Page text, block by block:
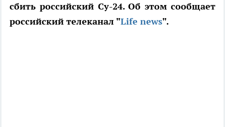
сбить российский Су-24. Об этом сообщает
российский телеканал "Life news".